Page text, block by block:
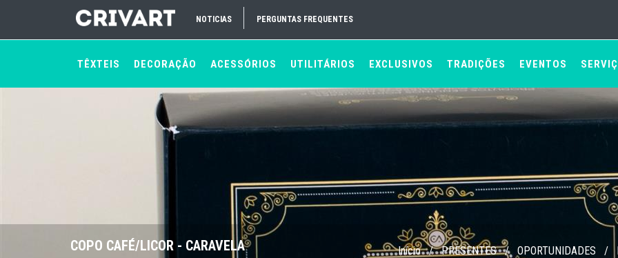
NOTICIAS PERGUNTAS FREQUENTES
TÊXTEIS DECORAÇÃO ACESSÓRIOS UTILITÁRIOS EXCLUSIVOS TRADIÇÕES EVENTOS
COPO CAFÉ/LICOR - CARAVELA Início / PRESENTES / OPORTUNIDADES /